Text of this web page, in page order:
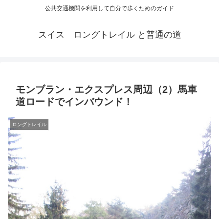
公共交通機関を利用して自分で歩くためのガイド
スイス ロングトレイル と普通の道
モンブラン・エクスプレス周辺（2）馬車
道ロードでインバウンド！
ロングトレイル